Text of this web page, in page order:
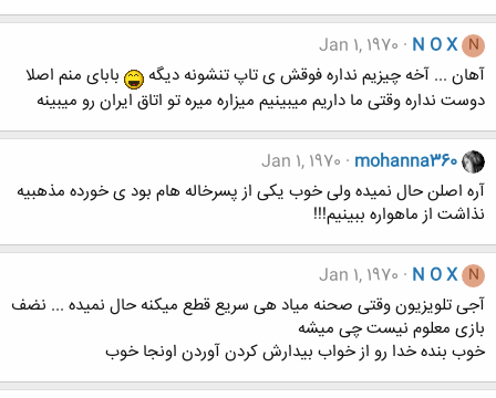
N
N O X
Jan 1, 1970
آهان ... آخه چیزیم نداره فوقش ی تاپ تنشونه دیگه
بابای منم اصلا
دوست نداره وقتی ما داریم میبینیم میزاره میره تو اتاق ایران رو میبینه
mohanna360
Jan 1, 1970
آره اصلن حال نمیده ولی خوب یکی از پسرخاله هام بود ی خورده مذهبیه
نذاشت از ماهواره ببینیم!!!
N
N O X
Jan 1, 1970
آجی تلویزیون وقتی صحنه میاد هی سریع قطع میکنه حال نمیده ... نضف
بازی معلوم نیست چی میشه
خوب بنده خدا رو از خواب بیدارش کردن آوردن اونجا خوب